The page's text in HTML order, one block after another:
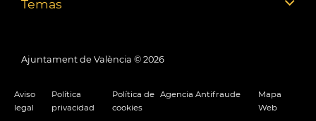
Temas
Ajuntament de València © 2026
Aviso
legal
Política
privacidad
Política de
cookies
Agencia Antifraude
Mapa
Web